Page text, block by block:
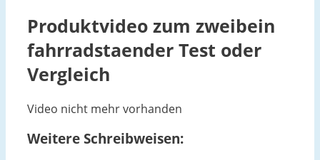
Produktvideo zum zweibein
fahrradstaender Test oder
Vergleich
Video nicht mehr vorhanden
Weitere Schreibweisen: